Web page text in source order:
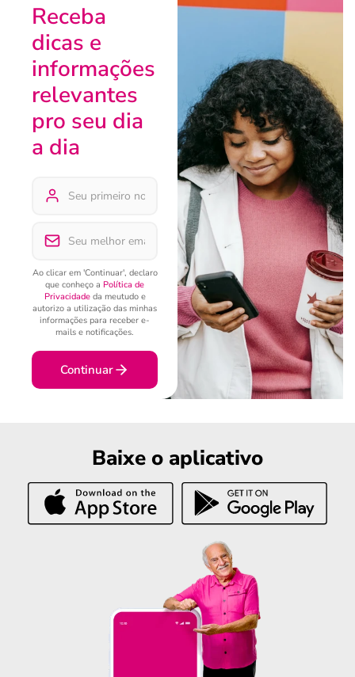
Receba
dicas e
informações
relevantes
pro seu dia
a dia
Ao clicar em 'Continuar', declaro
que conheço a Política de
Privacidadeda meutudo e
autorizo a utilização das minhas
informações para receber e-
mails e notificações.
Continuar
Baixe o aplicativo